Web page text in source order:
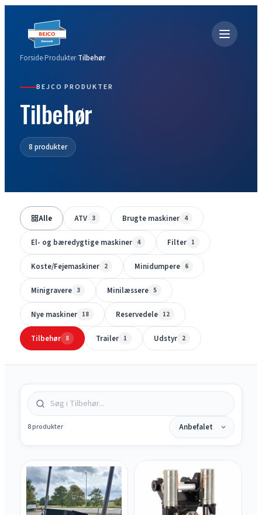
Forside›Produkter›Tilbehør
BEJCO PRODUKTER
Tilbehør
8 produkter
Alle ATV 3 Brugte maskiner 4
El- og bæredygtige maskiner 4 Filter 1
Koste/Fejemaskiner 2 Minidumpere 6
Minigravere 3 Minilæssere 5
Nye maskiner 18 Reservedele 12
Tilbehør 8 Trailer 1 Udstyr 2
8 produkter